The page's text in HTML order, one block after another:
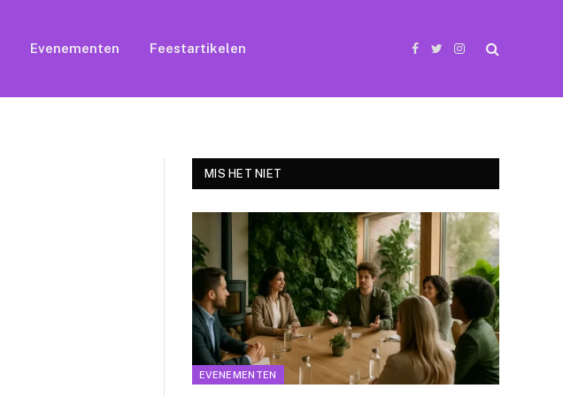
Evenementen Feestartikelen
Facebook
TwitterInstagram
MIS HET NIET
EVENEMENTEN